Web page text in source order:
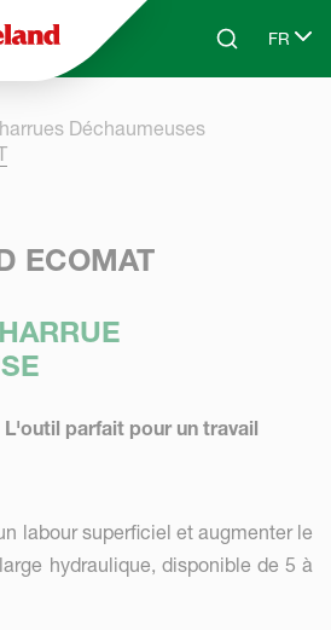
Skip to main contentSearchFR
Select
Déchaumeuses
ECOMAT
L'outil parfait pour un travail
labour superficiel et augmenter le
hydraulique, disponible de 5 à